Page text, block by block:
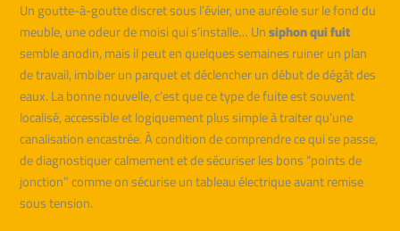
Un goutte-à-goutte discret sous l’évier, une auréole sur le fond du
meuble, une odeur de moisi qui s’installe… Unsiphon qui fuit
semble anodin, mais il peut en quelques semaines ruiner un plan
de travail, imbiber un parquet et déclencher un début de dégât des
eaux. La bonne nouvelle, c’est que ce type de fuite est souvent
localisé, accessible et logiquement plus simple à traiter qu’une
canalisation encastrée. À condition de comprendre ce qui se passe,
de diagnostiquer calmement et de sécuriser les bons “points de
jonction” comme on sécurise un tableau électrique avant remise
sous tension.